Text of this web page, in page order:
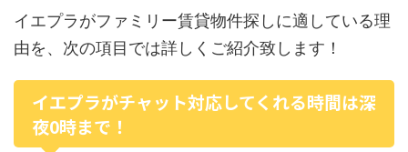
イエプラがファミリー賃貸物件探しに適している理
由を、次の項目では詳しくご紹介致します！
イエプラがチャット対応してくれる時間は深
夜0時まで！